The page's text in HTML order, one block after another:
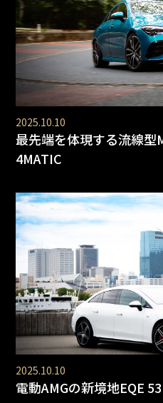
2025.10.10
最先端を体現する流線
4MATIC
2025.10.10
電動AMGの新境地EQE